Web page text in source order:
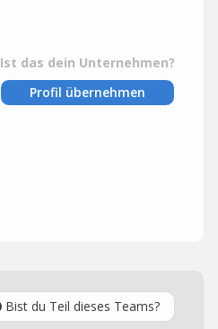
Ist das dein Unternehmen?
Profil übernehmen
Bist du Teil dieses Teams?